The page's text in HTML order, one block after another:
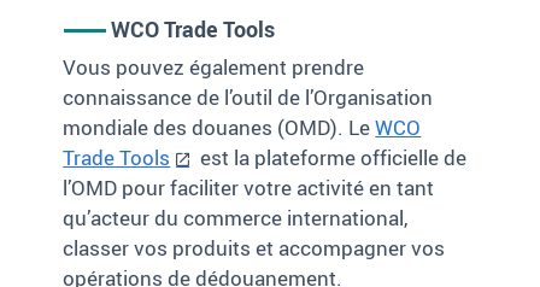
WCO Trade Tools
Vous pouvez également prendre
connaissance de l’outil de l’Organisation
mondiale des douanes (OMD). LeWCO
Trade Tools
est la plateforme officielle de
l’OMD pour faciliter votre activité en tant
qu’acteur du commerce international,
classer vos produits et accompagner vos
opérations de dédouanement.